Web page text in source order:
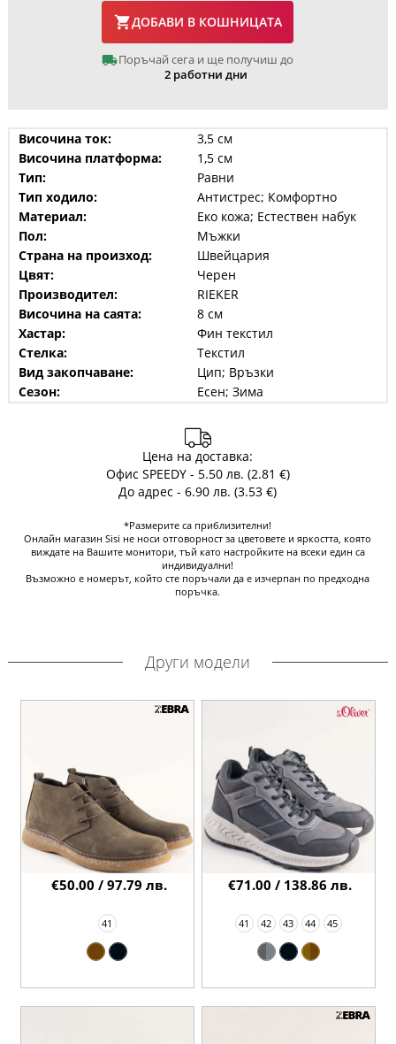
ДОБАВИ В КОШНИЦАТА
Поръчай сега и ще получиш до
2 работни дни
Височина ток:
3,5 см
Височина платформа:
1,5 см
Тип:
Равни
Тип ходило:
Антистрес; Комфортно
Материал:
Еко кожа; Естествен набук
Пол:
Мъжки
Страна на произход:
Швейцария
Цвят:
Черен
Производител:
RIEKER
Височина на саята:
8 см
Хастар:
Фин текстил
Стелка:
Текстил
Вид закопчаване:
Цип; Връзки
Сезон:
Есен; Зима
Цена на доставка:
Офис SPEEDY - 5.50 лв. (2.81 €)
До адрес - 6.90 лв. (3.53 €)
*Размерите са приблизителни!
Онлайн магазин Sisi не носи отговорност за цветовете и яркостта, която
виждате на Вашите монитори, тъй като настройките на всеки един са
индивидуални!
Възможно е номерът, който сте поръчали да е изчерпан по предходна
поръчка.
Други модели
41
€50.00 / 97.79 лв.
41 42 43 44 45
€71.00 / 138.86 лв.